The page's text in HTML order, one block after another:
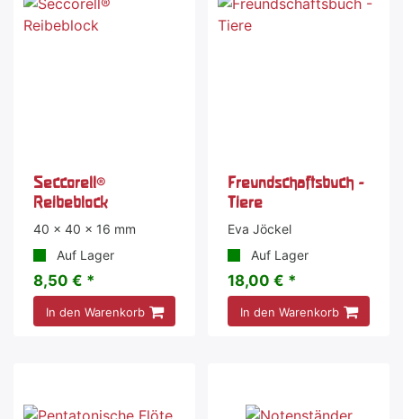
Seccorell®
Reibeblock
40 x 40 x 16 mm
Auf Lager
8,50 € *
In den Warenkorb
Freundschaftsbuch -
Tiere
Eva Jöckel
Auf Lager
18,00 € *
In den Warenkorb